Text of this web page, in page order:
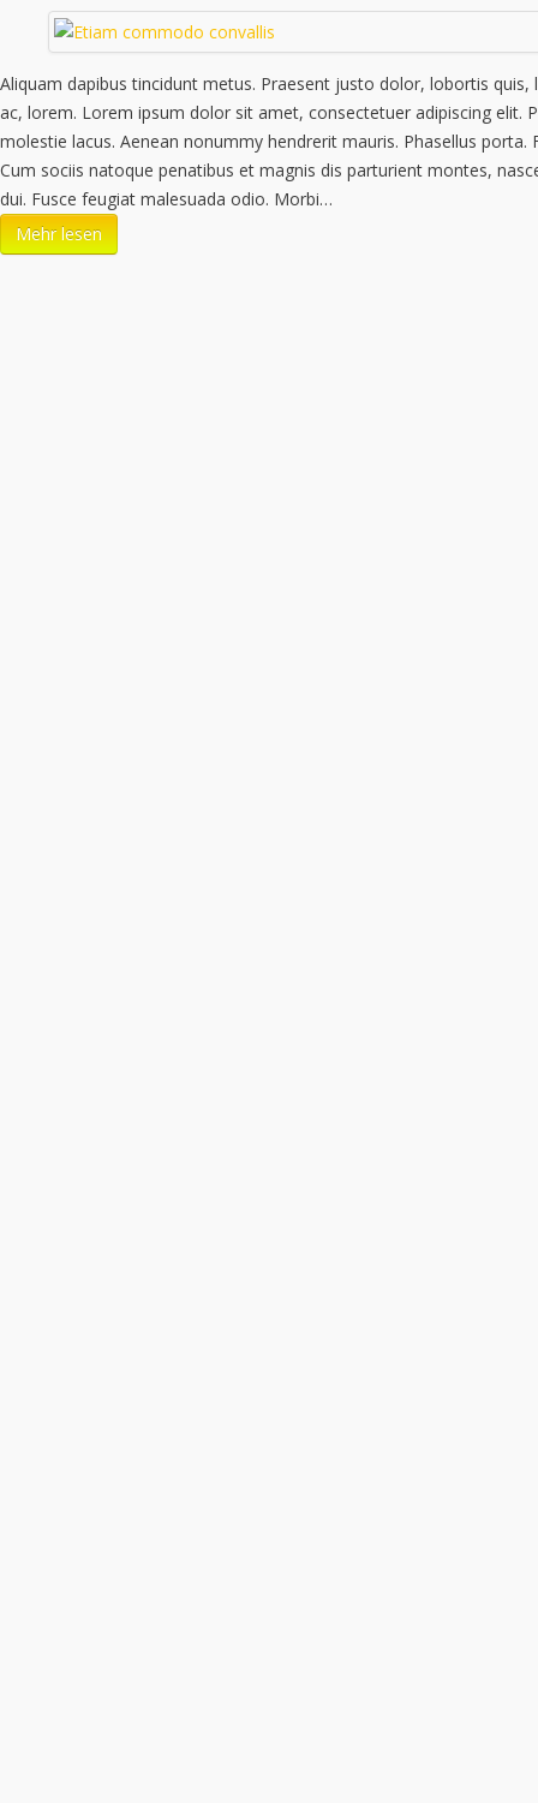
Aliquam dapibus tincidunt metus. Praesent justo dolor, lobortis quis,
ac, lorem. Lorem ipsum dolor sit amet, consectetuer adipiscing elit.
molestie lacus. Aenean nonummy hendrerit mauris. Phasellus porta.
Cum sociis natoque penatibus et magnis dis parturient montes,
dui. Fusce feugiat malesuada odio. Morbi…
Mehr lesen